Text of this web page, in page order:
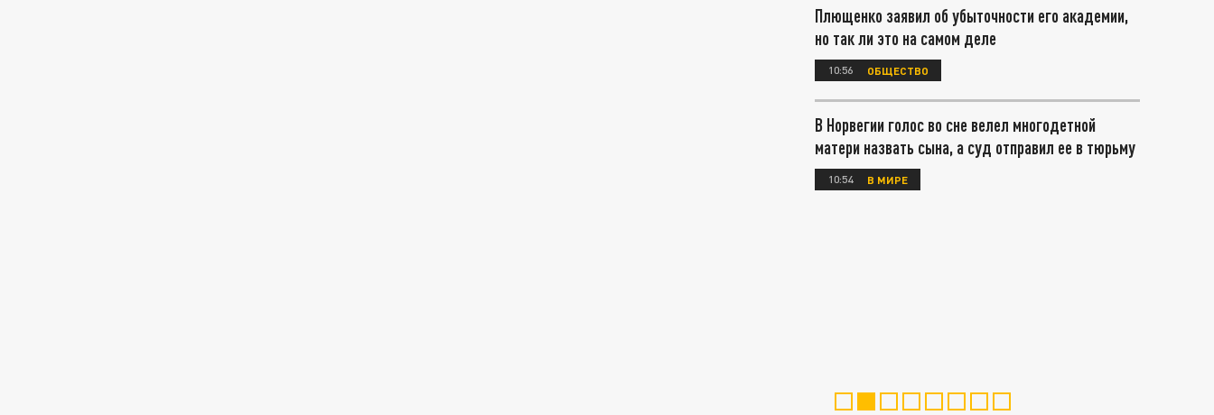
Плющенко заявил об убыточности его академии,
но так ли это на самом деле
10:56 ОБЩЕСТВО
В Норвегии голос во сне велел многодетной
матери назвать сына, а суд отправил ее в тюрьму
10:54 В МИРЕ